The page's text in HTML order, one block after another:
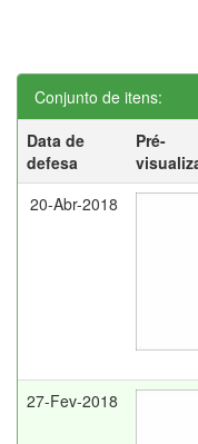
Conjunto de itens:
Data de
defesa
Pré-
20-Abr-2018
27-Fev-2018